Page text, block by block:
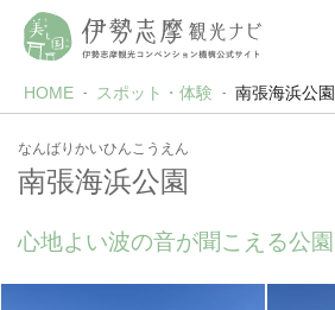
HOME スポット・体験 南張海浜公園
なんばりかいひんこうえん
南張海浜公園
心地よい波の音が聞こえる公園